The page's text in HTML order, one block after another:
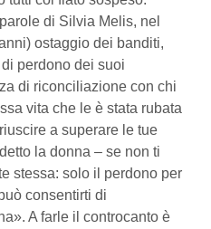
di Silvia Melis, nel
ostaggio dei banditi,
perdono dei suoi
di riconciliazione con chi
vita che le è stata rubata
a superare le tue
la donna – se non ti
stessa: solo il perdono per
consentirti di
A farle il controcanto è